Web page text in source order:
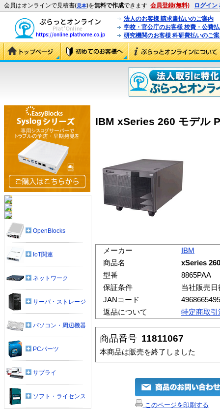
会員はオンラインで見積書(見本)を無料で作成できます 会員登録(無料) ログイン
法人のお客様 請求書払いのご案内
学校・官公庁のお客様 校費・公費
研究機関のお客様 科研費払いのご
IBM xSeries 260 モデル
メーカー
IBM
商品名
xSeries
型番
8865PAA
保証条件
当社販売
JANコード
返品について
特定商取
商品番号 11811067
本商品は販売を終了しました
このページを印刷する
OpenBlocks
IoT関連
ネットワーク
サーバ・ストレージ
パソコン・周辺機器
PCパーツ
サプライ
ソフト・ライセンス